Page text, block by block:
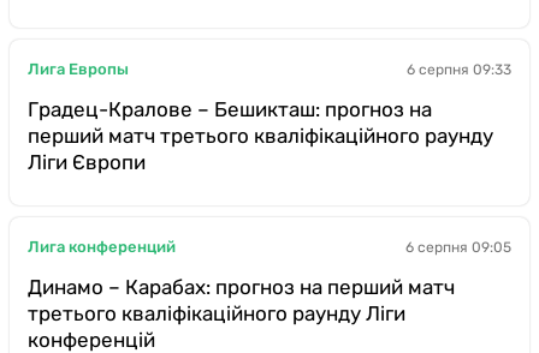
Лига Европы 6 серпня 09:33
Градец-Кралове – Бешикташ: прогноз на
перший матч третього кваліфікаційного раунду
Ліги Європи
Лига конференций 6 серпня 09:05
Динамо – Карабах: прогноз на перший матч
третього кваліфікаційного раунду Ліги
конференцій